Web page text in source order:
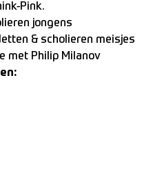
Pink.
jongens
& scholieren meisjes
met Philip Milanov